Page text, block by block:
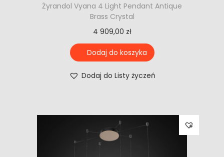
Żyrandol Vyana 4 Light Pendant Antique
Brass Crystal
4 909,00 zł
Dodaj do koszyka
Dodaj do Listy życzeń